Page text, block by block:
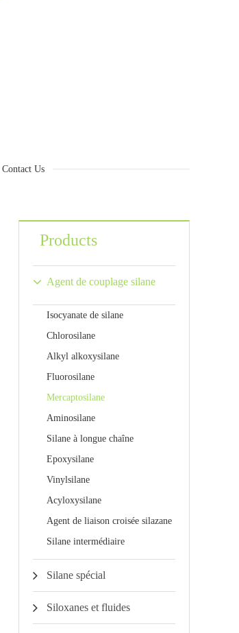
Contact Us
Products
Agent de couplage silane
Isocyanate de silane
Chlorosilane
Alkyl alkoxysilane
Fluorosilane
Mercaptosilane
Aminosilane
Silane à longue chaîne
Epoxysilane
Vinylsilane
Acyloxysilane
Agent de liaison croisée silazane
Silane intermédiaire
Silane spécial
Siloxanes et fluides